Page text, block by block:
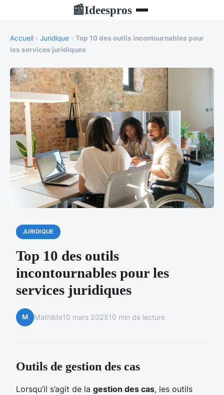
📰Ideespros
Accueil › Juridique › Top 10 des outils incontournables pour
les services juridiques
JURIDIQUE
Top 10 des outils
incontournables pour les
services juridiques
M Mathilde10 mars 202510 min de lecture
Outils de gestion des cas
Lorsqu’il s’agit de la gestion des cas, les outils